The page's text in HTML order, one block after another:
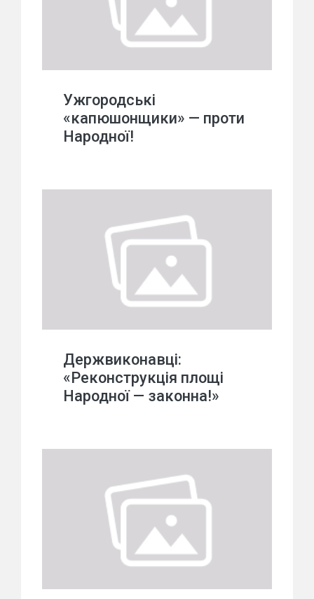
Ужгородські
«капюшонщики» — проти
Народної!
Держвиконавці:
«Реконструкція площі
Народної — законна!»